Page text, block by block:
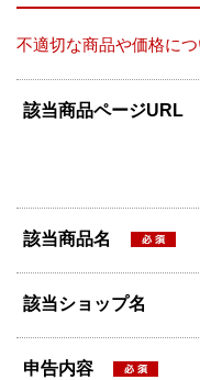
不適切な商品や価格に
該当商品ページURL
該当商品名
該当ショップ名
申告内容